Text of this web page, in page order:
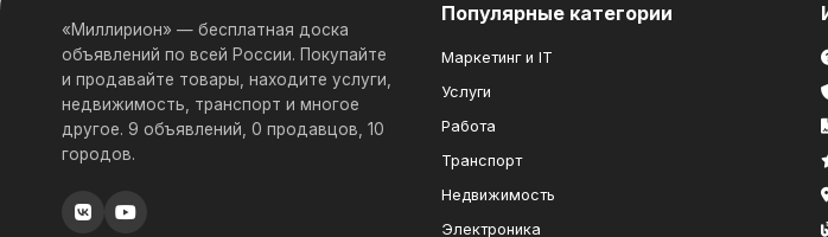
«Миллирион» — бесплатная доска
объявлений по всей России. Покупайте
и продавайте товары, находите услуги,
недвижимость, транспорт и многое
другое. 9 объявлений, 0 продавцов, 10
городов.
Популярные категории
Маркетинг и IT
Услуги
Работа
Транспорт
Недвижимость
Электроника